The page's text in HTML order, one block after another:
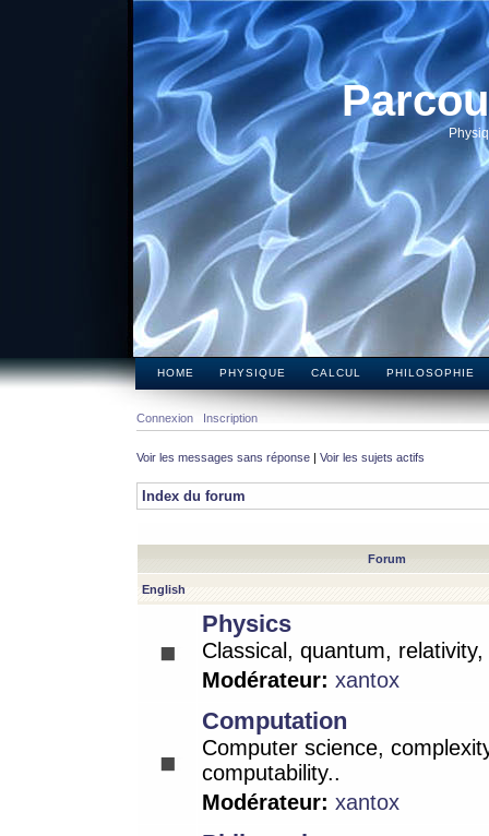
HOME PHYSIQUE CALCUL PHILOSOPHIE
Connexion Inscription
Voir les messages sans réponse | Voir les sujets actifs
Index du forum
Forum
English
Physics
Classical, quantum,
Modérateur: xantox
Computation
Computer science,
computability..
Modérateur: xantox